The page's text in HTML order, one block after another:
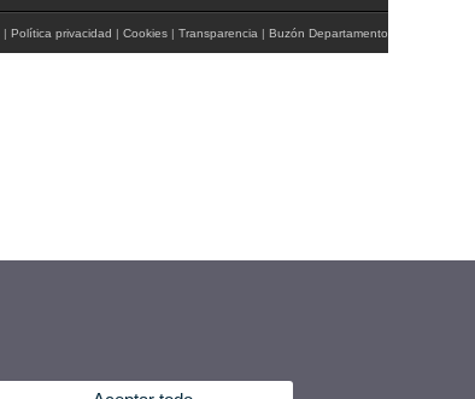
| Política privacidad | Cookies | Transparencia | Buzón Departamento